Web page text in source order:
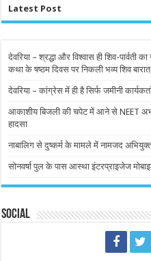
Latest Post
देवरिया – श्रद्धा और विश्वास ही शिव-पार्वती
कथा के षष्ठम दिवस पर निकली भव्य शिव
देवरिया – कांग्रेस में ही है सिर्फ जमीनी
आकाशीय बिजली की चपेट में आने से NEET
हादसा
नाबालिग से दुष्कर्म के मामले में नामजद अभियुक्त
सोनवर्षा पुल के पास आस्था इंटरप्राइजेज
Social